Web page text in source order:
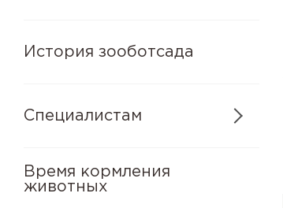
История зооботсада
Специалистам
Время кормления
животных